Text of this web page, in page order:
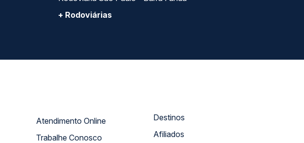
+ Rodoviárias
Atendimento Online
Trabalhe Conosco
Destinos
Afiliados